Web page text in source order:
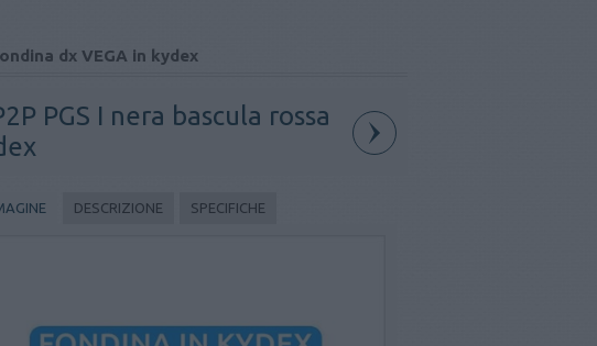
dx VEGA in kydex
PGS I nera bascula rossa
DESCRIZIONE SPECIFICHE